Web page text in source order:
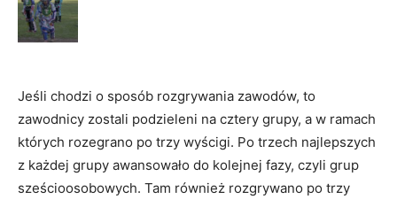
Jeśli chodzi o sposób rozgrywania zawodów, to
zawodnicy zostali podzieleni na cztery grupy, a w ramach
których rozegrano po trzy wyścigi. Po trzech najlepszych
z każdej grupy awansowało do kolejnej fazy, czyli grup
sześcioosobowych. Tam również rozgrywano po trzy